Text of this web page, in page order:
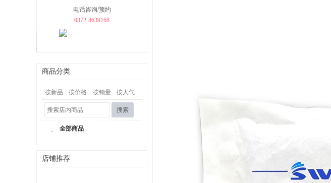
电话咨询/预约
0372-8639168
商品分类
按新品 按价格 按销量 按人气
搜索
- 全部商品
店铺推荐